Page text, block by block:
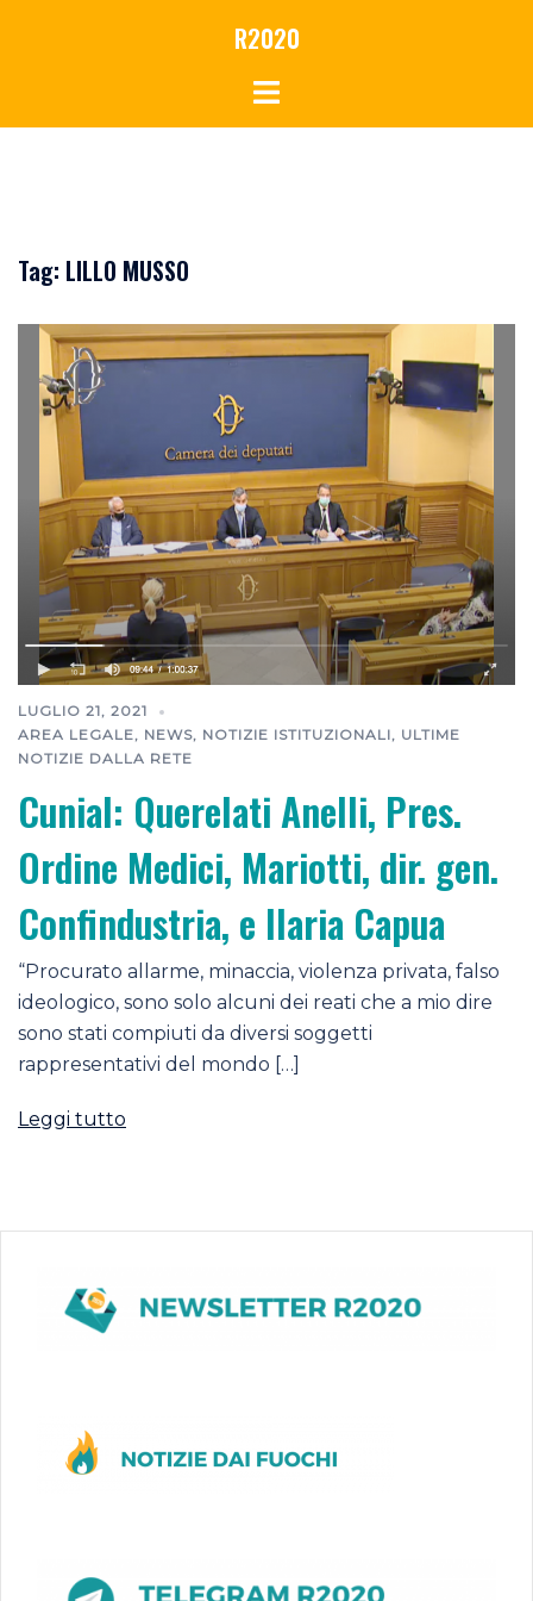
R2020
Tag: LILLO MUSSO
LUGLIO 21, 2021
AREA LEGALE, NEWS, NOTIZIE ISTITUZIONALI, ULTIME
NOTIZIE DALLA RETE
Cunial: Querelati Anelli, Pres.
Ordine Medici, Mariotti, dir. gen.
Confindustria, e Ilaria Capua
“Procurato allarme, minaccia, violenza privata, falso
ideologico, sono solo alcuni dei reati che a mio dire
sono stati compiuti da diversi soggetti
rappresentativi del mondo […]
Leggi tutto